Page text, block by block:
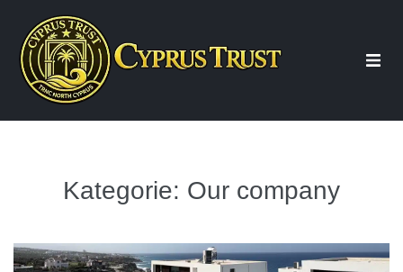
Beratung
Kategorie: Our company